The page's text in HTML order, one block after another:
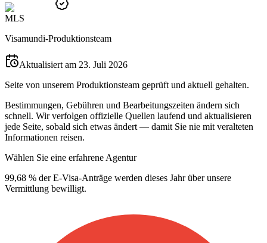
MLS
Visamundi-Produktionsteam
Aktualisiert am 23. Juli 2026
Seite von unserem Produktionsteam geprüft und aktuell gehalten.
Bestimmungen, Gebühren und Bearbeitungszeiten ändern sich
schnell. Wir verfolgen offizielle Quellen laufend und aktualisieren
jede Seite, sobald sich etwas ändert — damit Sie nie mit veralteten
Informationen reisen.
Wählen Sie eine erfahrene Agentur
99,68 % der E-Visa-Anträge werden dieses Jahr über unsere
Vermittlung bewilligt.